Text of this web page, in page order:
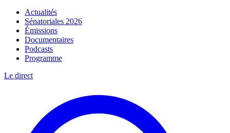
Actualités
Sénatoriales 2026
Émissions
Documentaires
Podcasts
Programme
Le direct